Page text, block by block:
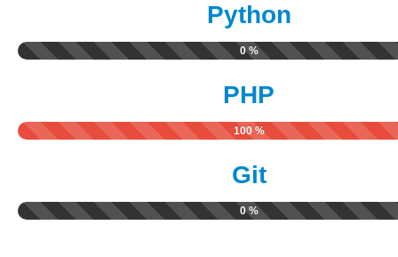
Python
0 %
PHP
100 %
Git
0 %